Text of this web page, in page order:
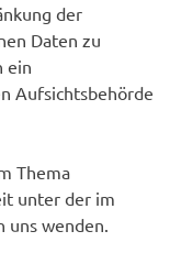
der
Daten zu
ein
Aufsichtsbehörde
Thema
unter der im
uns wenden.